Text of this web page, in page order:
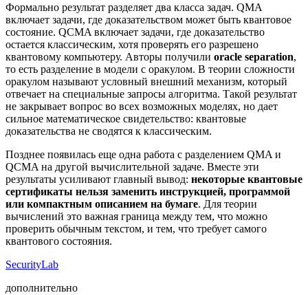
Формально результат разделяет два класса задач. QMA
включает задачи, где доказательством может быть квантовое
состояние. QCMA включает задачи, где доказательство
остается классическим, хотя проверять его разрешено
квантовому компьютеру. Авторы получили oracle separation,
то есть разделение в модели с оракулом. В теории сложности
оракулом называют условный внешний механизм, который
отвечает на специальные запросы алгоритма. Такой результат
не закрывает вопрос во всех возможных моделях, но дает
сильное математическое свидетельство: квантовые
доказательства не сводятся к классическим.
Позднее появилась еще одна работа с разделением QMA и
QCMA на другой вычислительной задаче. Вместе эти
результаты усиливают главный вывод: некоторые квантовые
сертификаты нельзя заменить инструкцией, программой
или компактным описанием на бумаге. Для теории
вычислений это важная граница между тем, что можно
проверить обычным текстом, и тем, что требует самого
квантового состояния.
SecurityLab
дополнительно